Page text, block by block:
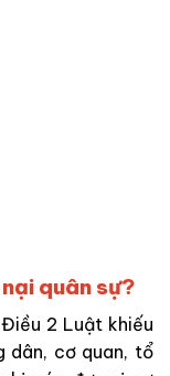
quân sự?
2 Luật khiếu
dân, cơ quan, tổ